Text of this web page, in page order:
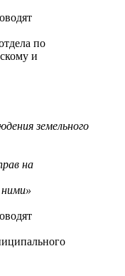
по
и
земельного
на